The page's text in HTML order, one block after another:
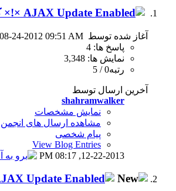
×!×
آغاز شده توسط 24-2012 09:51 AM
پاسخ ها: 4
نمایش ها: 3,348
رتبه0 / 5
آخرین ارسال توسط
shahramwalker
نمایش مشخصات
مشاهده ارسال های انجمن
پیام شخصی
View Blog Entries
12-22-2013,
08:17 PM